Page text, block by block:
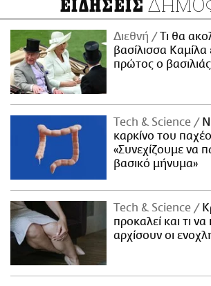
ΕΙΔΗΣΕΙΣ
Διεθνή
Τι θα
βασίλισσα Καμίλα
πρώτος ο
Τech & Science
καρκίνο του
«Συνεχίζουμε να
βασικό μήνυμα»
Τech & Science
προκαλεί και τι
αρχίσουν οι